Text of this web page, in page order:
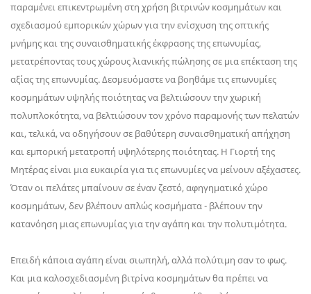
παραμένει επικεντρωμένη στη χρήση βιτρινών κοσμημάτων και
σχεδιασμού εμπορικών χώρων για την ενίσχυση της οπτικής
μνήμης και της συναισθηματικής έκφρασης της επωνυμίας,
μετατρέποντας τους χώρους λιανικής πώλησης σε μια επέκταση της
αξίας της επωνυμίας. Δεσμευόμαστε να βοηθάμε τις επωνυμίες
κοσμημάτων υψηλής ποιότητας να βελτιώσουν την χωρική
πολυπλοκότητα, να βελτιώσουν τον χρόνο παραμονής των πελατών
και, τελικά, να οδηγήσουν σε βαθύτερη συναισθηματική απήχηση
και εμπορική μετατροπή υψηλότερης ποιότητας. Η Γιορτή της
Μητέρας είναι μια ευκαιρία για τις επωνυμίες να μείνουν αξέχαστες.
Όταν οι πελάτες μπαίνουν σε έναν ζεστό, αφηγηματικό χώρο
κοσμημάτων, δεν βλέπουν απλώς κοσμήματα - βλέπουν την
κατανόηση μιας επωνυμίας για την αγάπη και την πολυτιμότητα.
Επειδή κάποια αγάπη είναι σιωπηλή, αλλά πολύτιμη σαν το φως.
Και μια καλοσχεδιασμένη βιτρίνα κοσμημάτων θα πρέπει να